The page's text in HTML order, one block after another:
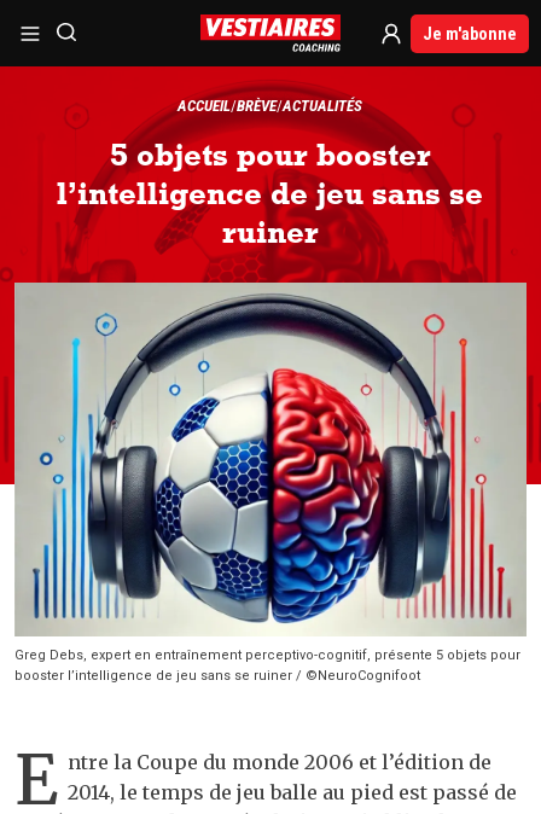
Je m'abonne
ACCUEIL BRÈVE ACTUALITÉS
5 objets pour booster
l’intelligence de jeu sans se
ruiner
Greg Debs, expert en entraînement perceptivo-cognitif, présente 5 objets pour
booster l’intelligence de jeu sans se ruiner / ©NeuroCognifoot
E ntre la Coupe du monde 2006 et l’édition de
2014, le temps de jeu balle au pied est passé de